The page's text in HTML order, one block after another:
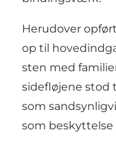
Herudover
op til
sten med
sidefløjene stod
som
som beskyttelse